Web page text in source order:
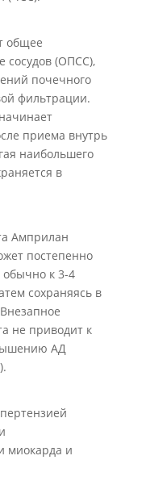
общее
сосудов (ОПСС),
почечного
фильтрации.
приема внутрь
наибольшего
в
Амприлан
постепенно
обычно к 3-4
сохраняясь в
не приводит к
АД
миокарда и